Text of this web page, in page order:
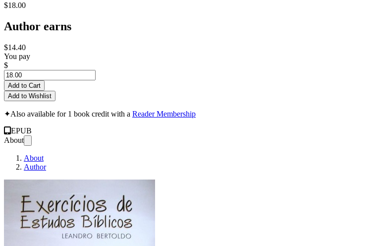
$18.00
Author earns
$14.40
You pay
$
Add to Cart
Add to Wishlist
✦Also available for 1 book credit with a Reader Membership
EPUB
About
About
Author